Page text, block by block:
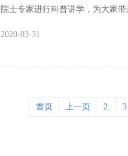
院士专家进行科普讲学，为大家
2020-03-31
首页 上一页 2 3